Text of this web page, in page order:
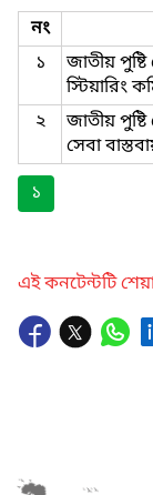
নং
১
জাতীয়
স্টিয়ারিং
২
জাতীয়
সেবা
১
এই কনটেন্টটি